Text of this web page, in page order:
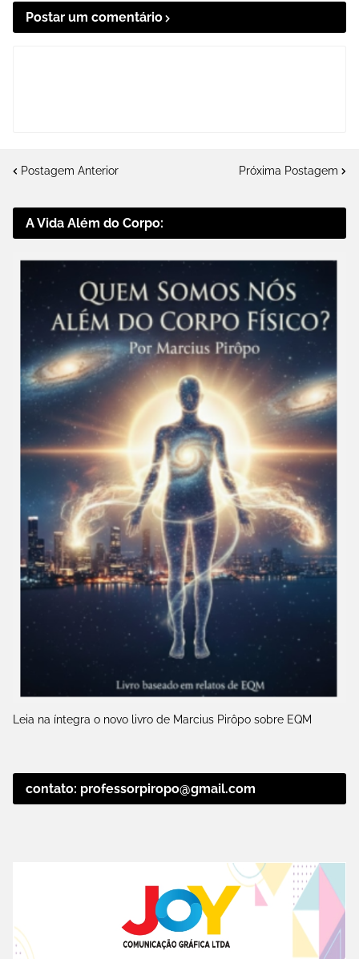
Postar um comentário
Postagem Anterior Próxima Postagem
A Vida Além do Corpo:
Leia na íntegra o novo livro de Marcius Pirôpo sobre EQM
contato: professorpiropo@gmail.com